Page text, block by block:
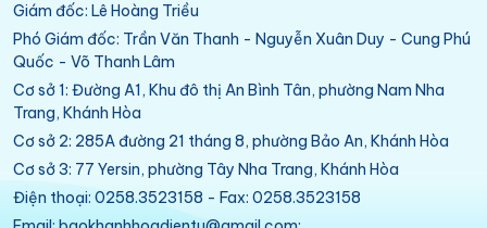
Giám đốc: Lê Hoàng Triều
Phó Giám đốc: Trần Văn Thanh - Nguyễn Xuân Duy - Cung Phú
Quốc - Võ Thanh Lâm
Cơ sở 1: Đường A1, Khu đô thị An Bình Tân, phường Nam Nha
Trang, Khánh Hòa
Cơ sở 2: 285A đường 21 tháng 8, phường Bảo An, Khánh Hòa
Cơ sở 3: 77 Yersin, phường Tây Nha Trang, Khánh Hòa
Điện thoại: 0258.3523158 - Fax: 0258.3523158